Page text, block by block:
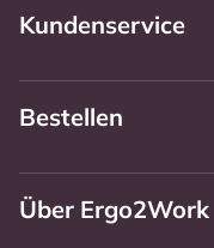
Kundenservice
Bestellen
Über Ergo2Work